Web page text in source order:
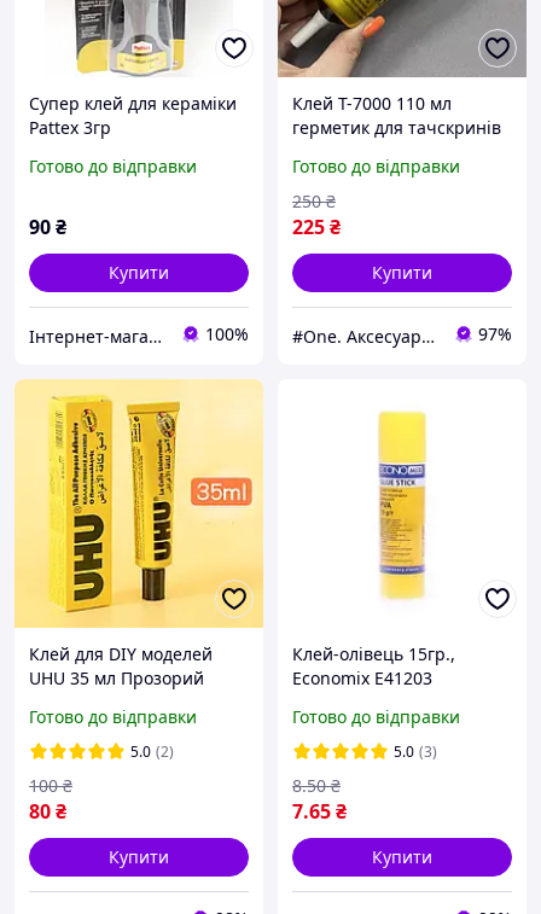
Супер клей для кераміки
Pattex 3гр
Готово до відправки
90₴
Купити
Інтернет-магазин ,,СТОК'' 100%
Клей T-7000 110 мл
герметик для тачскринів
модуля телефону т7000 Т
7000 чорний
Готово до відправки
225₴
250 ₴
Купити
#One. Аксесуари до смартфонів 97%
Клей для DIY моделей
UHU 35 мл Прозорий
Готово до відправки
5.0 (2)
80₴
100 ₴
Купити
Клей-олівець 15гр.,
Economix Е41203
Готово до відправки
5.0 (3)
7.65₴
8.50 ₴
Купити